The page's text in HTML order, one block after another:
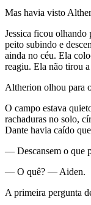
Mas havia visto
Jessica ficou
peito subindo e
ainda no céu. Ela
reagiu. Ela não tirou
Altherion olhou para
O campo estava
rachaduras no solo,
Dante havia caído
— Descansem o que
— O quê? — Aiden.
A primeira pergunta